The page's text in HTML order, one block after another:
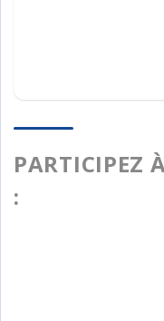
PARTICIPEZ
: